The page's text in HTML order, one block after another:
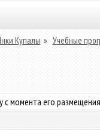
Купалы » Учебные
момента его